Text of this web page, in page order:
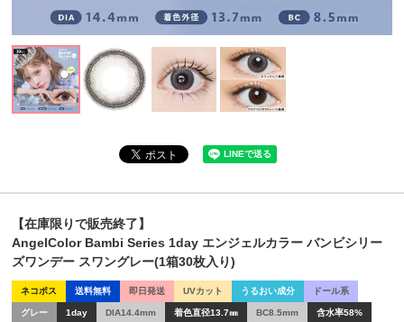
【在庫限りで販売終了】
AngelColor Bambi Series 1day エンジェルカラー バンビシリー
ズワンデー スワングレー(1箱30枚入り)
ネコポス 送料無料 即日発送 UVカット うるおい成分 ドール系
グレー 1day DIA14.4mm 着色直径13.7㎜ BC8.5mm 含水率58%